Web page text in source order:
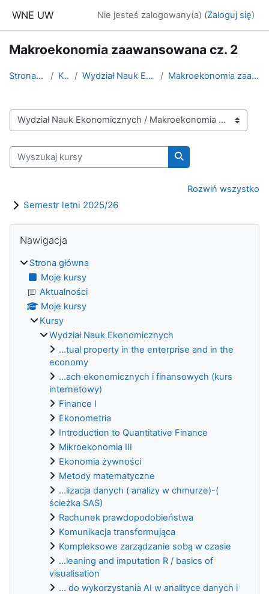
WNE UW Nie jesteś zalogowany(a) (Zaloguj się)
Makroekonomia zaawansowana cz. 2
Strona główna Kursy Wydział Nauk Ekonomicznych Makroekonomia zaawansowana cz. 2
Kategorie kursów
Wyszukaj kursy
Wyszukaj kursy
Rozwiń wszystko
Semestr letni 2025/26
Bloki
Nawigacja
Strona główna
Moje kursy
Aktualności
Moje kursy
Kursy
Wydział Nauk Ekonomicznych
...tual property in the enterprise and in the
economy
...ach ekonomicznych i finansowych (kurs
internetowy)
Finance I
Ekonometria
Introduction to Quantitative Finance
Mikroekonomia III
Ekonomia żywności
Metody matematyczne
...lizacja danych ( analizy w chmurze)-(
ścieżka SAS)
Rachunek prawdopodobieństwa
Komunikacja transformująca
Kompleksowe zarządzanie sobą w czasie
...leaning and imputation R / basics of
visualisation
... do wykorzystania AI w analityce danych i